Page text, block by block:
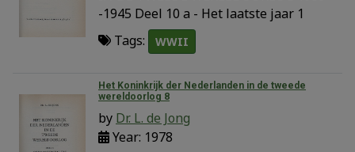
-1945 Deel 10 a - Het laatste jaar 1
Tags:
WWII
Het Koninkrijk der Nederlanden in de tweede
wereldoorlog 8
by Dr. L. de Jong
Year: 1978